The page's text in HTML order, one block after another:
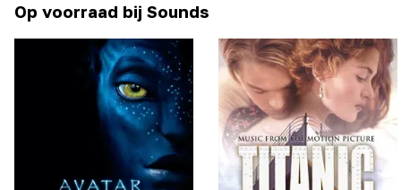
Op voorraad bij Sounds